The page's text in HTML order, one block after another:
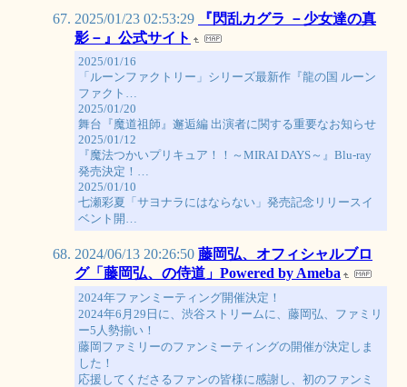
2025/01/23 02:53:29
『閃乱カグラ －少女達の真
影－』公式サイト
2025/01/16
「ルーンファクトリー」シリーズ最新作『龍の国 ルーン
ファクト…
2025/01/20
舞台『魔道祖師』邂逅編 出演者に関する重要なお知らせ
2025/01/12
『魔法つかいプリキュア！！～MIRAI DAYS～』Blu-ray
発売決定！…
2025/01/10
七瀬彩夏「サヨナラにはならない」発売記念リリースイ
ベント開…
2024/06/13 20:26:50 藤岡弘、オフィシャルブロ
グ「藤岡弘、の侍道」Powered by Ameba
2024年ファンミーティング開催決定！
2024年6月29日に、渋谷ストリームに、藤岡弘、ファミリ
ー5人勢揃い！
藤岡ファミリーのファンミーティングの開催が決定しま
した！
応援してくださるファンの皆様に感謝し、初のファンミ